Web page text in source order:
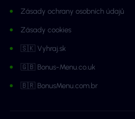
Zásady ochrany osobních údajů
Zásady cookies
🇸🇰 Vyhraj.sk
🇬🇧 Bonus-Menu.co.uk
🇧🇷 BonusMenu.com.br